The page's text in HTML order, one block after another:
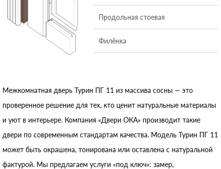
Продольная стоевая
Филёнка
Межкомнатная дверь Турин ПГ 11 из массива сосны — это
проверенное решение для тех, кто ценит натуральные материалы
и уют в интерьере. Компания «Двери ОКА» производит такие
двери по современным стандартам качества. Модель Турин ПГ 11
может быть окрашена, тонирована или оставлена с натуральной
фактурой. Мы предлагаем услуги «под ключ»: замер,